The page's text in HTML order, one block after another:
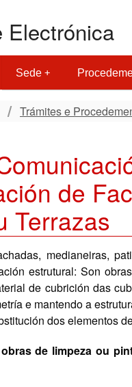
Electrónica
Sede
Trámites e
de
Terrazas
medianeiras,
estrutural: Son
de cubrición das
e mantendo a
dos elementos
de limpeza ou